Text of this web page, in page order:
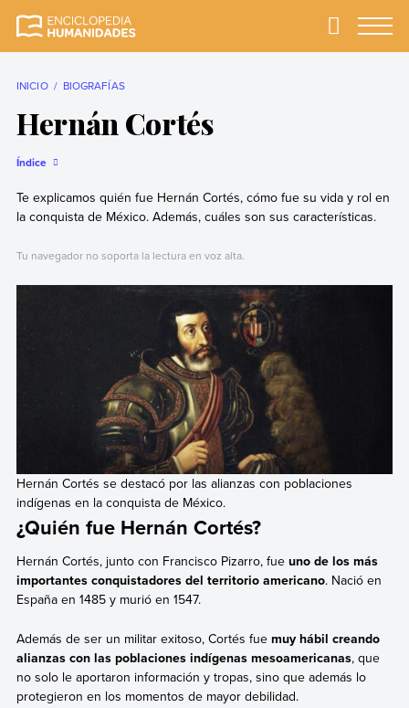
completa y más
Primary
INICIO BIOGRAFÍAS
Hernán Cortés
Índice
Te explicamos quién fue Hernán Cortés, cómo fue su vida y rol en
la conquista de México. Además, cuáles son sus características.
Tu navegador no soporta la lectura en voz alta.
Hernán Cortés se destacó por las alianzas con poblaciones
indígenas en la conquista de México.
¿Quién fue Hernán Cortés?
Hernán Cortés, junto con Francisco Pizarro, fue uno de los más
importantes conquistadores del territorio americano. Nació en
España en 1485 y murió en 1547.
Además de ser un militar exitoso, Cortés fue muy hábil creando
alianzas con las poblaciones indígenas mesoamericanas, que
no solo le aportaron información y tropas, sino que además lo
protegieron en los momentos de mayor debilidad.